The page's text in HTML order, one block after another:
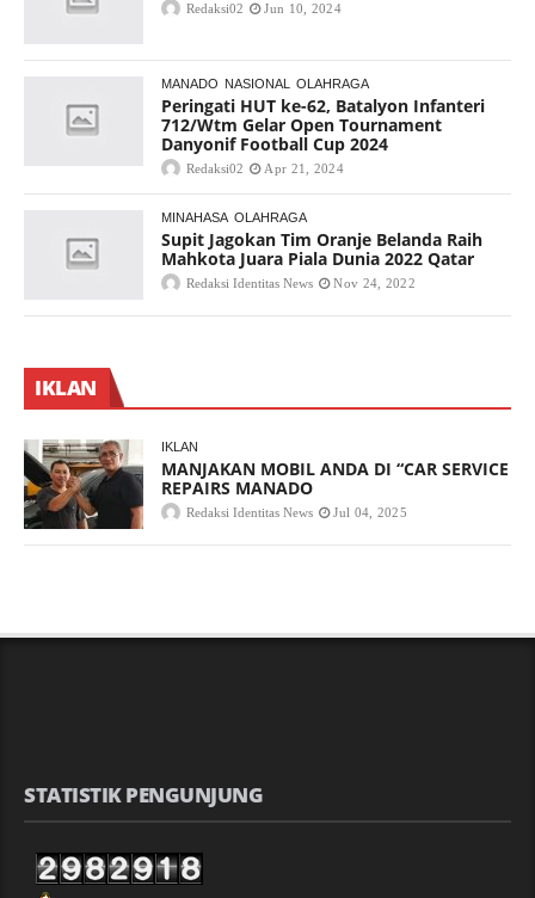
Redaksi02 Jun 10, 2024
MANADO NASIONAL OLAHRAGA
Peringati HUT ke-62, Batalyon Infanteri
712/Wtm Gelar Open Tournament
Danyonif Football Cup 2024
Redaksi02 Apr 21, 2024
MINAHASA OLAHRAGA
Supit Jagokan Tim Oranje Belanda Raih
Mahkota Juara Piala Dunia 2022 Qatar
Redaksi Identitas News Nov 24, 2022
IKLAN
IKLAN
MANJAKAN MOBIL ANDA DI “CAR SERVICE
REPAIRS MANADO
Redaksi Identitas News Jul 04, 2025
STATISTIK PENGUNJUNG